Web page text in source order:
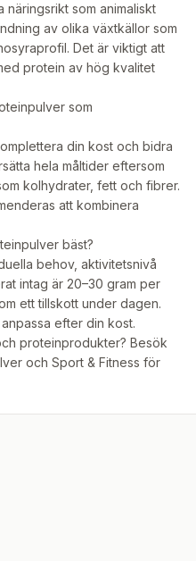
som animaliskt
av olika växtkällor som
Det är viktigt att
protein av hög kvalitet
som
din kost och bidra
hela måltider eftersom
kolhydrater, fett och fibrer.
att kombinera
bäst?
behov, aktivitetsnivå
intag är 20–30 gram per
ett tillskott under dagen.
efter din kost.
proteinprodukter? Besök
och Sport & Fitness för